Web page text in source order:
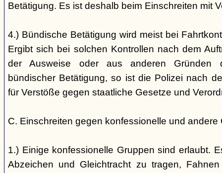
Betätigung. Es ist deshalb beim Einschreiten mit
4.) Bündische Betätigung wird meist bei
Ergibt sich bei solchen Kontrollen nach dem
der Ausweise oder aus anderen Gründen
bündischer Betätigung, so ist die Polizei nach
für Verstöße gegen staatliche Gesetze und
C. Einschreiten gegen konfessionelle und andere
1.) Einige konfessionelle Gruppen sind erlaubt.
Abzeichen und Gleichtracht zu tragen,